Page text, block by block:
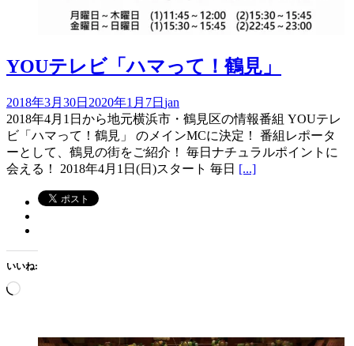
YOUテレビ「ハマって！鶴見」
2018年3月30日 2020年1月7日 jan
2018年4月1日から地元横浜市・鶴見区の情報番組 YOUテレ
ビ「ハマって！鶴見」 のメインMCに決定！ 番組レポータ
ーとして、鶴見の街をご紹介！ 毎日ナチュラルポイントに
会える！ 2018年4月1日(日)スタート 毎日 [...]
いいね:
読